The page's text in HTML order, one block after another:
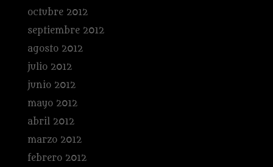
octubre 2012
septiembre 2012
agosto 2012
julio 2012
junio 2012
mayo 2012
abril 2012
marzo 2012
febrero 2012